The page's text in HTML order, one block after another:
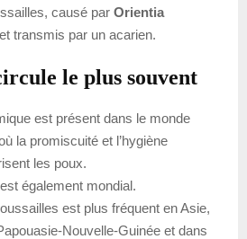
causé par Orientia
et transmis par un acarien.
le plus souvent
est présent dans le monde
la promiscuité et l’hygiène
les poux.
également mondial.
est plus fréquent en Asie,
Nouvelle-Guinée et dans